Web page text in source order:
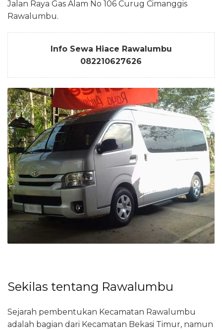
Jalan Raya Gas Alam No 106 Curug Cimanggis
Rawalumbu.
Info Sewa Hiace Rawalumbu
082210627626
Sekilas tentang Rawalumbu
Sejarah pembentukan Kecamatan Rawalumbu
adalah bagian dari Kecamatan Bekasi Timur, namun